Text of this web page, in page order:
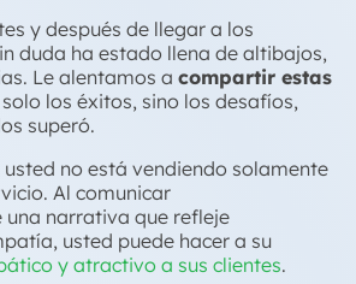
y después de llegar a los
duda ha estado llena de altibajos,
Le alentamos a compartir estas
solo los éxitos, sino los desafíos,
superó.
no está vendiendo solamente
Al comunicar
una narrativa que refleje
usted puede hacer a su
y atractivo a sus clientes.